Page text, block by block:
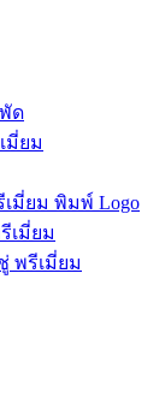
ด
มี่ยม
มี่ยม พิมพ์ Logo
เมี่ยม
พรีเมี่ยม